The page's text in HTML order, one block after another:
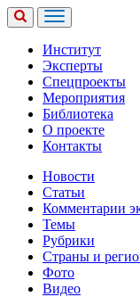
Институт
Эксперты
Спецпроекты
Мероприятия
Библиотека
О проекте
Контакты
Новости
Статьи
Комментарии
Темы
Рубрики
Страны и
Фото
Видео